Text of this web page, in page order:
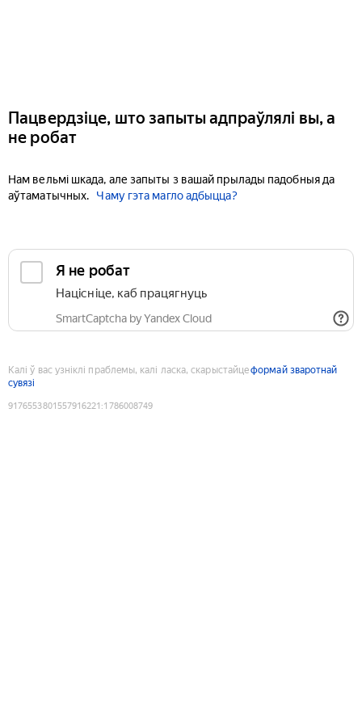
Пацвердзіце, што запыты адпраўлялі вы, а
не робат
Нам вельмі шкада, але запыты з вашай прылады падобныя да
аўтаматычных.
Чаму гэта магло адбыцца?
Я не робат
Націсніце, каб працягнуць
SmartCaptcha by Yandex Cloud
Калі ў вас узніклі праблемы, калі ласка, скарыстайцеформай зваротнай
сувязі
9176553801557916221 :1786008749